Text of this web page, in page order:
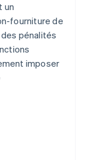
un
fourniture de
pénalités
imposer